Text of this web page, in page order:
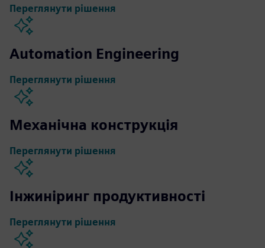
Переглянути рішення
Automation Engineering
Переглянути рішення
Механічна конструкція
Переглянути рішення
Інжиніринг продуктивності
Переглянути рішення